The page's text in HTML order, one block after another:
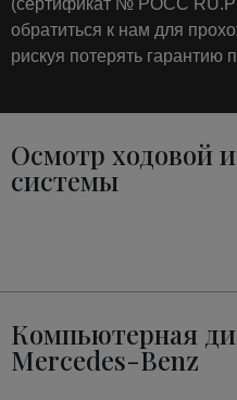
обратиться к нам для
рискуя потерять гарантию
Осмотр ходовой
системы
Компьютерная
Mercedes-Benz